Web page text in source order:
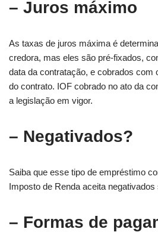
– Juros máximo
As taxas de juros máxima é
credora, mas eles são pré-fixados,
data da contratação, e cobrados com
do contrato. IOF cobrado no ato da
a legislação em vigor.
– Negativados?
Saiba que esse tipo de empréstimo
Imposto de Renda aceita negativados
– Formas de